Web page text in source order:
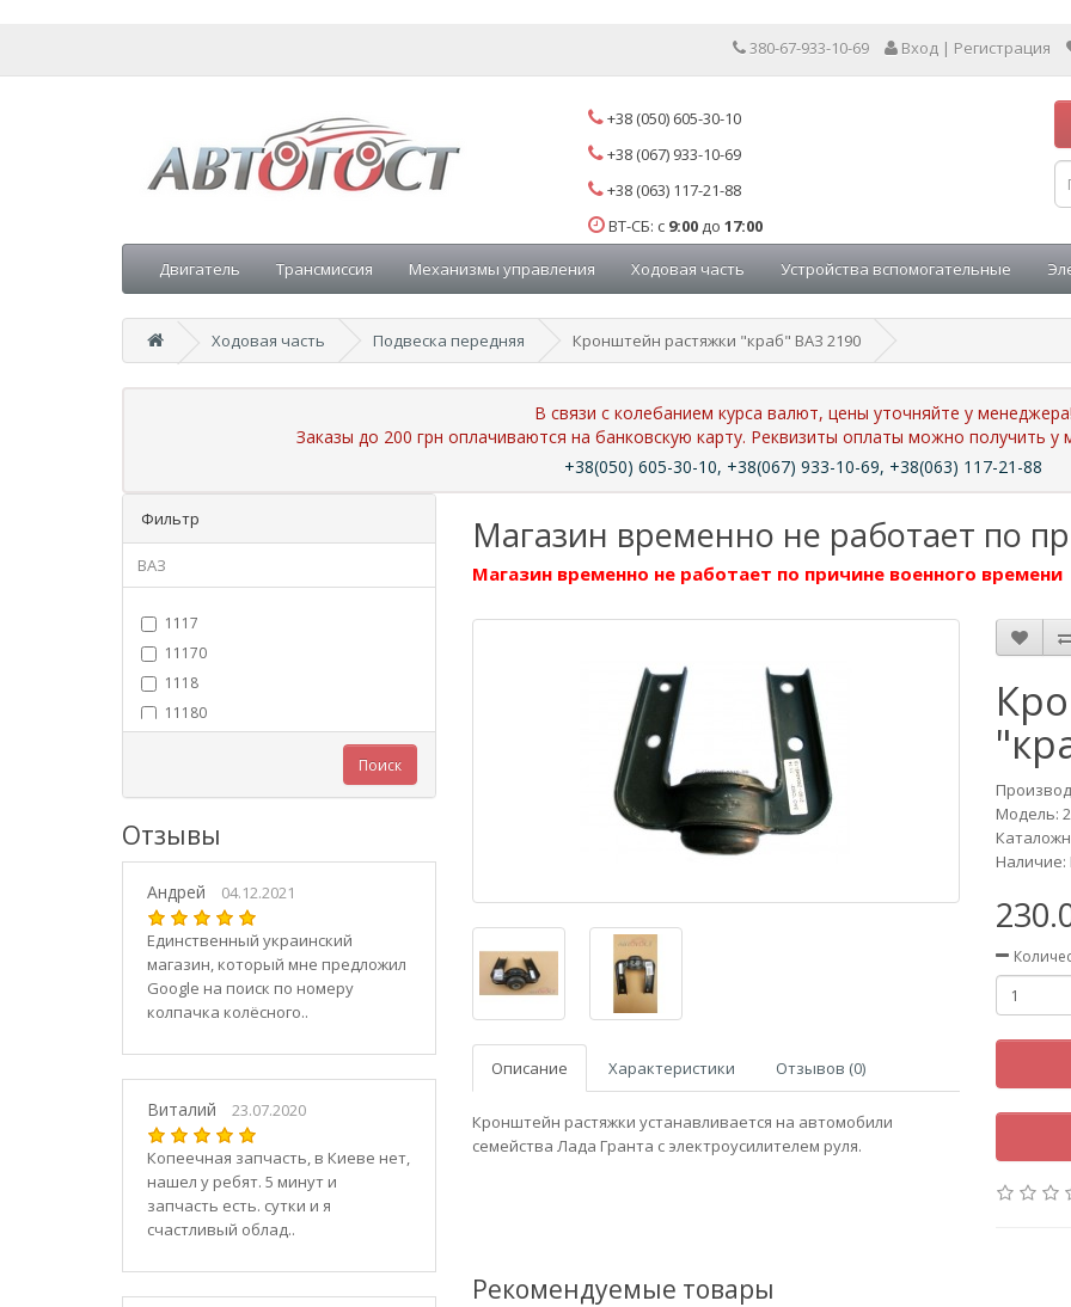
380-67-933-10-69 Вход | Регистрация
+38 (050) 605-30-10
+38 (067) 933-10-69
+38 (063) 117-21-88
ВТ-СБ: с 9:00 до 17:00
Двигатель Трансмиссия Механизмы управления Ходовая часть Устройства вспомогательные
Ходовая часть Подвеска передняя Кронштейн растяжки "краб" ВАЗ 2190
В связи с колебанием курса валют, цены уточняйте у менеджера!
Заказы до 200 грн оплачиваются на банковскую карту. Реквизиты оплаты можно получить
+38(050) 605-30-10, +38(067) 933-10-69, +38(063) 117-21-88
Фильтр
ВАЗ
1117
11170
1118
11180
11186
1119
11190
11194
2101
21010
2102
21020
21040
21044
21047
Поиск
Отзывы
Андрей 04.12.2021
Единственный украинский
магазин, который мне предложил
Google на поиск по номеру
колпачка колёсного..
Виталий 23.07.2020
Копеечная запчасть, в Киеве нет,
нашел у ребят. 5 минут и
запчасть есть. сутки и я
счастливый облад..
Магазин временно не работает по
Магазин временно не работает по причине военного времени
Описание Характеристики Отзывов (0)
Кронштейн растяжки устанавливается на автомобили
семейства Лада Гранта с электроусилителем руля.
Модель:
Наличие:
Рекомендуемые товары